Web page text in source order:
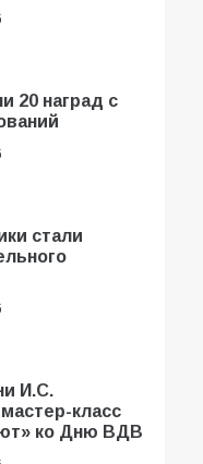
20 наград с
стали
И.С.
класс
ко Дню ВДВ